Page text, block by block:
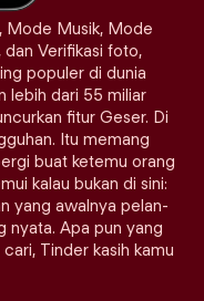
Mode Musik, Mode
dan Verifikasi foto,
populer di dunia
lebih dari 55 miliar
fitur Geser. Di
Itu memang
buat ketemu orang
kalau bukan di sini:
yang awalnya pelan-
nyata. Apa pun yang
Tinder kasih kamu